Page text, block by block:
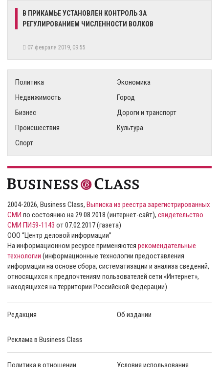
В ПРИКАМЬЕ УСТАНОВЛЕН КОНТРОЛЬ ЗА
РЕГУЛИРОВАНИЕМ ЧИСЛЕННОСТИ ВОЛКОВ
07 февраля 2019, 09:55
Политика
Экономика
Недвижимость
Город
Бизнес
Дороги и транспорт
Происшествия
Культура
Спорт
2004-2026, Business Class, Выписка из реестра зарегистрированных
СМИ по состоянию на 29.08.2018 (интернет-сайт), свидетельство
СМИ ПИ59-1143 от 07.02.2017 (газета)
ООО “Центр деловой информации”
На информационном ресурсе применяются рекомендательные
технологии (информационные технологии предоставления
информации на основе сбора, систематизации и анализа сведений,
относящихся к предпочтениям пользователей сети «Интернет»,
находящихся на территории Российской Федерации).
Редакция Об издании
Реклама в Business Class
Политика в отношении Условия использования